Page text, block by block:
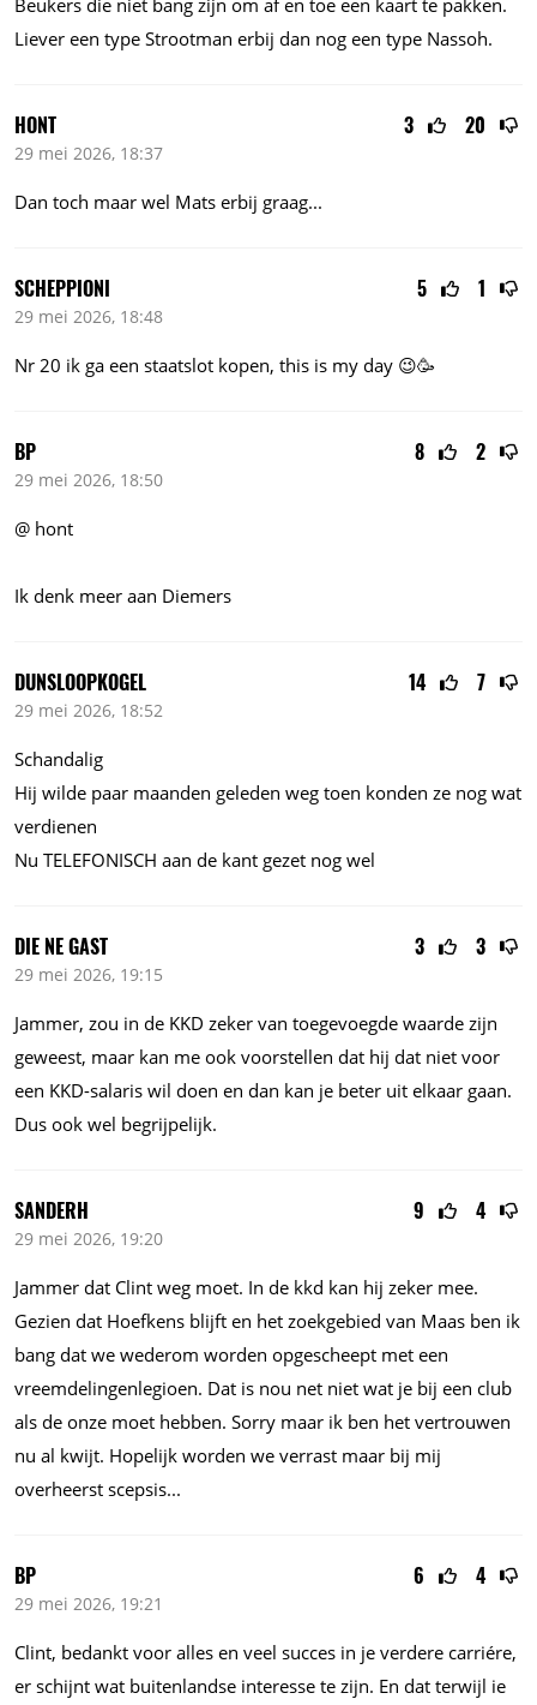
Liever een type Strootman erbij dan nog een type Nassoh.
3 20
HONT
29 mei 2026, 18:37
Dan toch maar wel Mats erbij graag...
5 1
SCHEPPIONI
29 mei 2026, 18:48
Nr 20 ik ga een staatslot kopen, this is my day 😉🥳
8 2
BP
29 mei 2026, 18:50
@ hont
Ik denk meer aan Diemers
14 7
DUNSLOOPKOGEL
29 mei 2026, 18:52
Schandalig
Hij wilde paar maanden geleden weg toen konden ze nog wat
verdienen
Nu TELEFONISCH aan de kant gezet nog wel
3 3
DIE NE GAST
29 mei 2026, 19:15
Jammer, zou in de KKD zeker van toegevoegde waarde zijn
geweest, maar kan me ook voorstellen dat hij dat niet voor
een KKD-salaris wil doen en dan kan je beter uit elkaar gaan.
Dus ook wel begrijpelijk.
9 4
SANDERH
29 mei 2026, 19:20
Jammer dat Clint weg moet. In de kkd kan hij zeker mee.
Gezien dat Hoefkens blijft en het zoekgebied van Maas ben ik
bang dat we wederom worden opgescheept met een
vreemdelingenlegioen. Dat is nou net niet wat je bij een club
als de onze moet hebben. Sorry maar ik ben het vertrouwen
nu al kwijt. Hopelijk worden we verrast maar bij mij
overheerst scepsis...
6 4
BP
29 mei 2026, 19:21
Clint, bedankt voor alles en veel succes in je verdere carriére,
er schijnt wat buitenlandse interesse te zijn. En dat terwijl ie